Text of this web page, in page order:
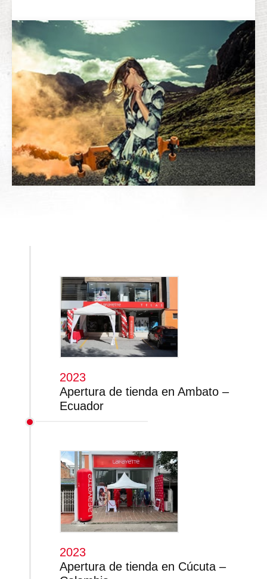
2023
Apertura de tienda en Ambato –
Ecuador
2023
Apertura de tienda en Cúcuta –